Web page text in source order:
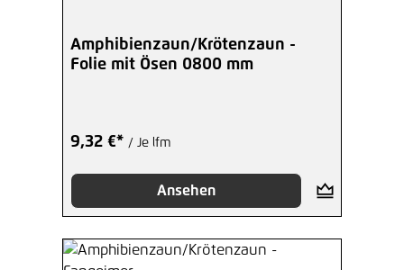
Amphibienzaun/Krötenzaun -
Folie mit Ösen 0800 mm
9,32 €* / Je lfm
Ansehen